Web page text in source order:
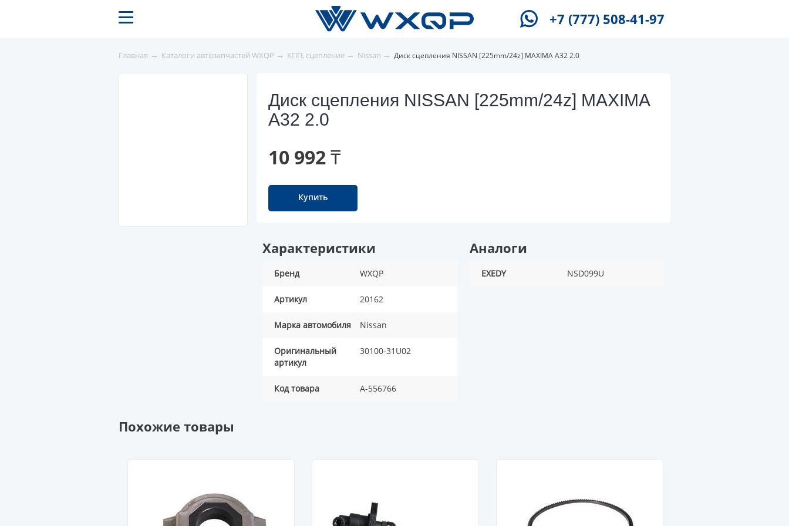
+7 (777) 508-41-97
Главная → Каталоги автозапчастей WXQP → КПП, сцепление → Nissan → Диск сцепления NISSAN [225mm/24z] MAXIMA A32 2.0
Диск сцепления NISSAN [225mm/24z] MAXIMA
A32 2.0
10 992 ₸
Купить
Характеристики
Бренд WXQP
Артикул 20162
Марка автомобиля Nissan
Оригинальный
артикул
30100-31U02
Код товара A-556766
Аналоги
EXEDY NSD099U
Похожие товары